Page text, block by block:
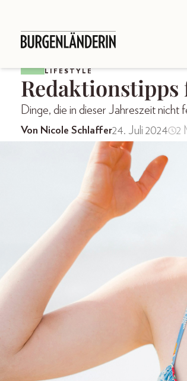
LIFESTYLE
Dinge, die in dieser Jahreszeit nicht
Von Nicole Schlaffer24. Juli 2024 2